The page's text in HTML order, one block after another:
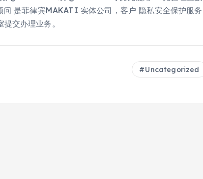
是菲律宾MAKATI 实体公司，客户 隐私安全保护服务
交办理业务。
Uncategorized